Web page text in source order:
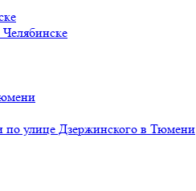
по улице Дзержинского в Тюмени